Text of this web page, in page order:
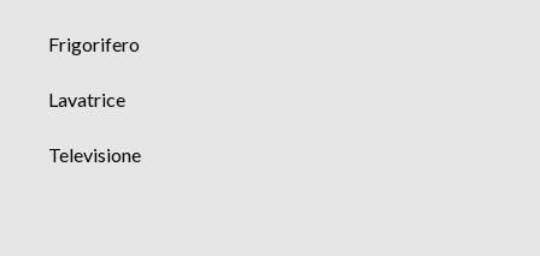
Frigorifero
Lavatrice
Televisione